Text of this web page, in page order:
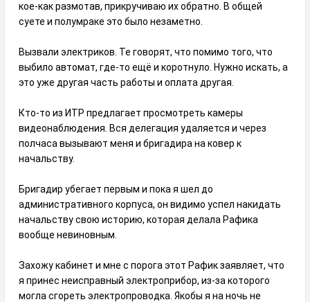
кое-как размотав, прикручиваю их обратно. В общей
суете и полумраке это было незаметно.
Вызвали электриков. Те говорят, что помимо того, что
выбило автомат, где-то ещё и коротнуло. Нужно искать, а
это уже другая часть работы и оплата другая.
Кто-то из ИТР предлагает просмотреть камеры
видеонаблюдения. Вся делегация удаляется и через
полчаса вызывают меня и бригадира на ковер к
начальству.
Бригадир убегает первым и пока я шел до
административного корпуса, он видимо успел накидать
начальству свою историю, которая делала Рафика
вообще невиновным.
Захожу кабинет и мне с порога этот Рафик заявляет, что
я принес неисправный электроприбор, из-за которого
могла сгореть электропроводка. Якобы я на ночь не